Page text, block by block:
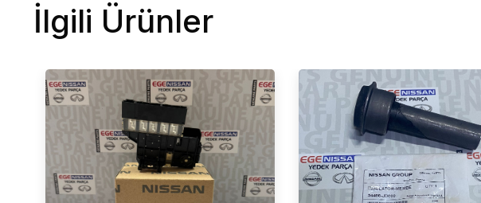
İlgili Ürünler